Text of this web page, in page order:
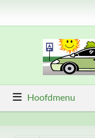
Hoofdmenu